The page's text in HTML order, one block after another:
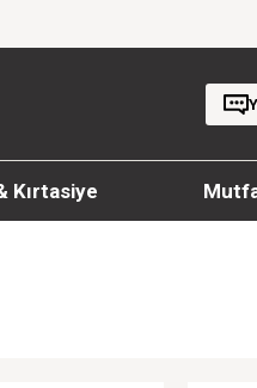
1000 TL ve üzeri
Kırtasiye